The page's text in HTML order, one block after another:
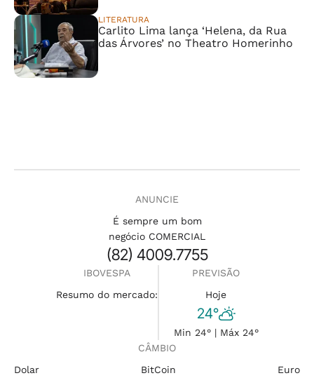
LITERATURA
Carlito Lima lança ‘Helena, da Rua
das Árvores’ no Theatro Homerinho
ANUNCIE
É sempre um bom
negócio COMERCIAL
(82) 4009.7755
IBOVESPA
Resumo do mercado:
PREVISÃO
Hoje
24°
Min 24° | Máx 24°
CÂMBIO
Dolar
BitCoin Euro